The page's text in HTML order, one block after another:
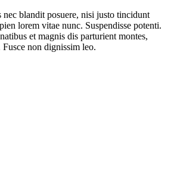
blandit posuere, nisi justo tincidunt
lorem vitae nunc. Suspendisse potenti.
et magnis dis parturient montes,
non dignissim leo.